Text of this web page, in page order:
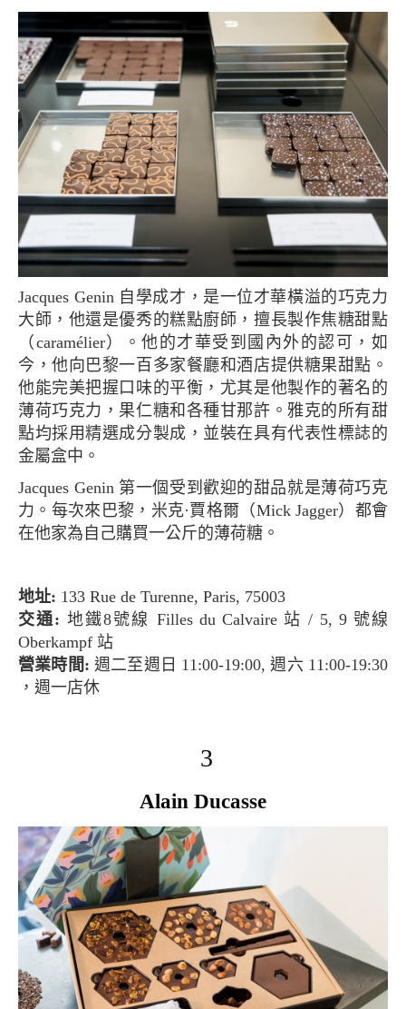
Jacques Genin 自學成才，是一位才華橫溢的巧克力
大師，他還是優秀的糕點廚師，擅長製作焦糖甜點
（caramélier）。他的才華受到國內外的認可，如
今，他向巴黎一百多家餐廳和酒店提供糖果甜點。
他能完美把握口味的平衡，尤其是他製作的著名的
薄荷巧克力，果仁糖和各種甘那許。雅克的所有甜
點均採用精選成分製成，並裝在具有代表性標誌的
金屬盒中。
Jacques Genin 第一個受到歡迎的甜品就是薄荷巧克
力。每次來巴黎，米克·賈格爾（Mick Jagger）都會
在他家為自己購買一公斤的薄荷糖。
地址: 133 Rue de Turenne, Paris, 75003
交通: 地鐵8號線 Filles du Calvaire 站 / 5, 9 號線
Oberkampf 站
營業時間: 週二至週日 11:00-19:00, 週六 11:00-19:30
，週一店休
3
Alain Ducasse